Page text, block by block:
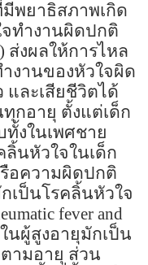
พยาธิสภาพเกิด
ทำงานผิดปกติ
งผลให้การไหล
งานของหัวใจผิด
และเสียชีวิตได้
กอายุ ตั้งแต่เด็ก
ทั้งในเพศชาย
ลิ้นหัวใจในเด็ก
อความผิดปกติ
เป็นโรคลิ้นหัวใจ
fever and
นผู้สูงอายุมักเป็น
ามอายุ ส่วน